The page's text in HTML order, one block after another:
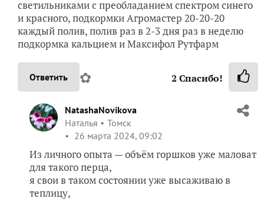
светильниками с преобладанием спектром синего
и красного, подкормки Агромастер 20-20-20
каждый полив, полив раз в 2-3 дня раз в неделю
подкормка кальцием и Максифол Рутфарм
Ответить ✿ 2 Спасибо!
NatashaNovikova
Наталья
Томск
26 марта 2024, 09:02
Из личного опыта — объём горшков уже маловат
для такого перца,
я свои в таком состоянии уже высаживаю в
теплицу,